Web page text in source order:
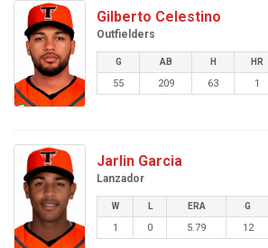
Gilberto Celestino
Outfielders
G AB H HR
55 209 63 1
Jarlin Garcia
Lanzador
W L ERA G
1 0 5.79 12